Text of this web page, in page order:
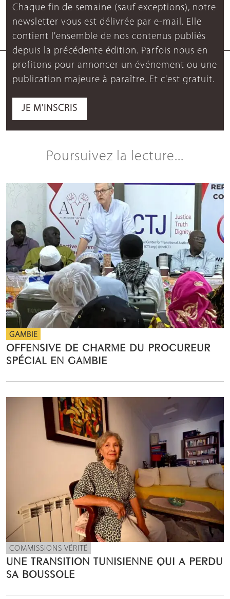
Chaque fin de semaine (sauf exceptions), notre
newsletter vous est délivrée par e-mail. Elle
contient l'ensemble de nos contenus publiés
depuis la précédente édition. Parfois nous en
profitons pour annoncer un événement ou une
publication majeure à paraître. Et c'est gratuit.
JE M'INSCRIS
Poursuivez la lecture...
GAMBIE
OFFENSIVE DE CHARME DU PROCUREUR
SPÉCIAL EN GAMBIE
COMMISSIONS VÉRITÉ
UNE TRANSITION TUNISIENNE QUI A PERDU
SA BOUSSOLE